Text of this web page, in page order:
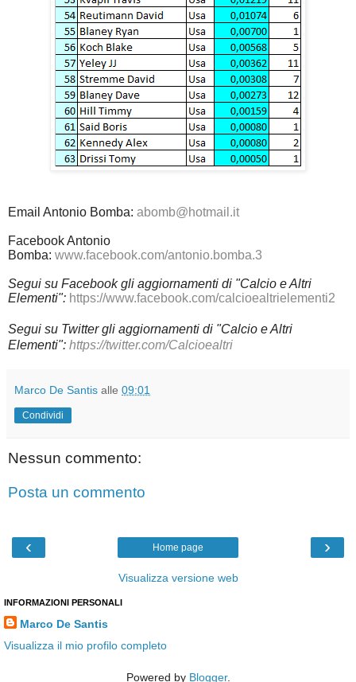
Email Antonio Bomba: abomb@hotmail.it
Facebook Antonio
Bomba: www.facebook.com/antonio.bomba.3
Segui su Facebook gli aggiornamenti di "Calcio e Altri
Elementi": https://www.facebook.com/calcioealtrielementi2
Segui su Twitter gli aggiornamenti di "Calcio e Altri
Elementi": https://twitter.com/Calcioealtri
Marco De Santis alle 09:01
Condividi
Nessun commento:
Posta un commento
‹ ›
Home page
Visualizza versione web
INFORMAZIONI PERSONALI
Marco De Santis
Visualizza il mio profilo completo
Powered by Blogger.